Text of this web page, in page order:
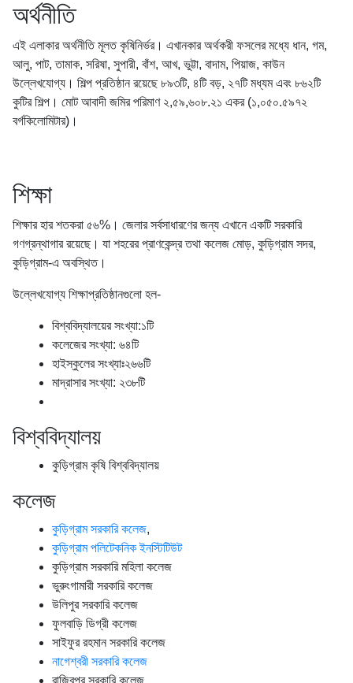
অর্থনীতি
এই এলাকার অর্থনীতি মূলত কৃষিনির্ভর। এখানকার অর্থকরী ফসলের মধ্যে ধান, গম,
আলু, পাট, তামাক, সরিষা, সুপারী, বাঁশ, আখ, ভুট্টা, বাদাম, পিয়াজ, কাউন
উল্লেখযোগ্য। শিল্প প্রতিষ্ঠান রয়েছে ৮৯৩টি, ৪টি বড়, ২৭টি মধ্যম এবং ৮৬২টি
কুটির শিল্প। মোট আবাদী জমির পরিমাণ ২,৫৯,৬০৮.২১ একর (১,০৫০.৫৯৭২
বর্গকিলোমিটার)।
শিক্ষা
শিক্ষার হার শতকরা ৫৬%। জেলার সর্বসাধারণের জন্য এখানে একটি সরকারি
গণগ্রন্থাগার রয়েছে। যা শহরের প্রাণকেন্দ্র তথা কলেজ মোড়, কুড়িগ্রাম সদর,
কুড়িগ্রাম-এ অবস্থিত।
উল্লেখযোগ্য শিক্ষাপ্রতিষ্ঠানগুলো হল-
বিশ্ববিদ্যালয়ের সংখ্যা:১টি
কলেজের সংখ্যা: ৬৪টি
হাইস্কুলের সংখ্যাঃ২৬৬টি
মাদ্রাসার সংখ্যা: ২৩৮টি
বিশ্ববিদ্যালয়
কুড়িগ্রাম কৃষি বিশ্ববিদ্যালয়
কলেজ
কুড়িগ্রাম সরকারি কলেজ,
কুড়িগ্রাম পলিটেকনিক ইনস্টিটিউট
কুড়িগ্রাম সরকারি মহিলা কলেজ
ভুরুংগামারী সরকারি কলেজ
উলিপুর সরকারি কলেজ
ফুলবাড়ি ডিগ্রী কলেজ
সাইফুর রহমান সরকারি কলেজ
নাগেশ্বরী সরকারি কলেজ
রাজিবপুর সরকারি কলেজ